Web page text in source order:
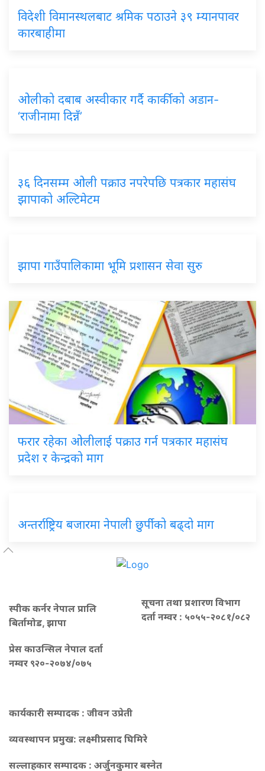
विदेशी विमानस्थलबाट श्रमिक पठाउने ३९ म्यानपावर
कारबाहीमा
ओलीको दबाब अस्वीकार गर्दै कार्कीको अडान-
‘राजीनामा दिन्नँ’
३६ दिनसम्म ओली पक्राउ नपरेपछि पत्रकार महासंघ
झापाको अल्टिमेटम
झापा गाउँपालिकामा भूमि प्रशासन सेवा सुरु
फरार रहेका ओलीलाई पक्राउ गर्न पत्रकार महासंघ
प्रदेश र केन्द्रको माग
अन्तर्राष्ट्रिय बजारमा नेपाली छुर्पीको बढ्दो माग
स्पीक कर्नर नेपाल प्रालि
बिर्तामोड, झापा
प्रेस काउन्सिल नेपाल दर्ता
नम्वर ९२०-२०७४/०७५
सूचना तथा प्रशारण विभाग
दर्ता नम्वर : ५०५५-२०८१/०८२
कार्यकारी सम्पादक : जीवन उप्रेती
व्यवस्थापन प्रमुख: लक्ष्मीप्रसाद घिमिरे
सल्लाहकार सम्पादक : अर्जुनकुमार बस्नेत